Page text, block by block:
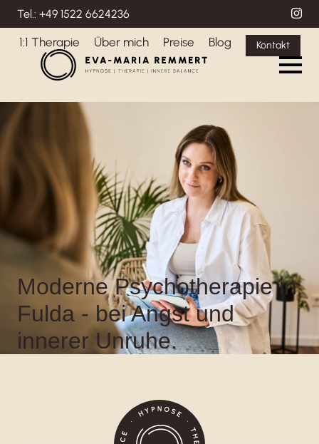
Tel.: +49 1522 6624236
1:1 Therapie Über mich Preise Blog Kontakt
Moderne Psychotherapie in
Fulda - bei Angst und
innerer Unruhe.